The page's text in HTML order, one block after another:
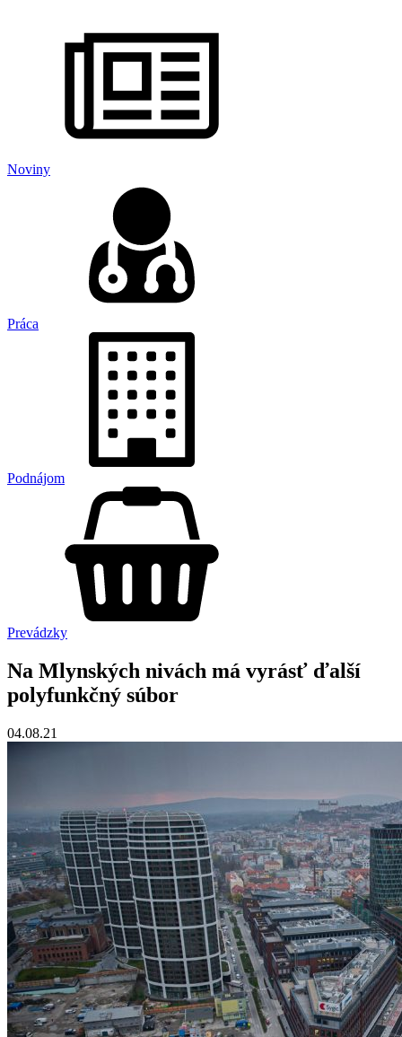
Noviny
Práca
Podnájom
Prevádzky
Na Mlynských nivách má vyrásť ďalší
polyfunkčný súbor
04.08.21